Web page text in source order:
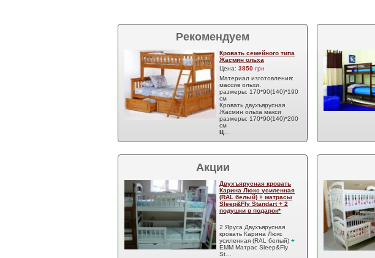
Рекомендуем
Кровать семейного типа
Жасмин ольха
Цена: 3850 грн
Материал изготовления:
массив ольхи.
размеры: 170*90(140)*190
см
Кровать двухъярусная
Жасмин ольха макси
размеры: 170*90(140)*200
см
Ц
Акции
Двухъярусная кровать
Карина Люкс усиленная
(RAL белый) + матрасы
Sleep&Fly Standart + 2
подушки в подарок*
2 Яруса Двухъярусная
кровать Карина Люкс
усиленная (RAL белый) +
EMM Матрас Sleep&Fly
St…